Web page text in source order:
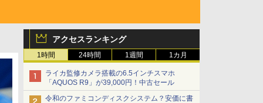
アクセスランキング
1時間 24時間 1週間 1カ月
ライカ監修カメラ搭載の6.5インチスマホ
「AQUOS R9」が39,000円！中古セール
令和のファミコンディスクシステム？安価に書